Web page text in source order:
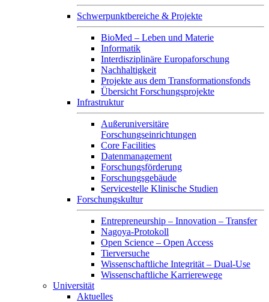
Schwerpunktbereiche & Projekte
BioMed – Leben und Materie
Informatik
Interdisziplinäre Europaforschung
Nachhaltigkeit
Projekte aus dem Transformationsfonds
Übersicht Forschungsprojekte
Infrastruktur
Außeruniversitäre
Forschungseinrichtungen
Core Facilities
Datenmanagement
Forschungsförderung
Forschungsgebäude
Servicestelle Klinische Studien
Forschungskultur
Entrepreneurship – Innovation – Transfer
Nagoya-Protokoll
Open Science – Open Access
Tierversuche
Wissenschaftliche Integrität – Dual-Use
Wissenschaftliche Karrierewege
Universität
Aktuelles